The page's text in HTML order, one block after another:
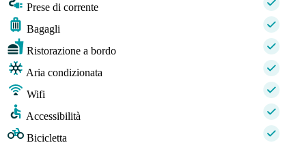
Prese di corrente
Bagagli
Ristorazione a bordo
Aria condizionata
Wifi
Accessibilità
Bicicletta